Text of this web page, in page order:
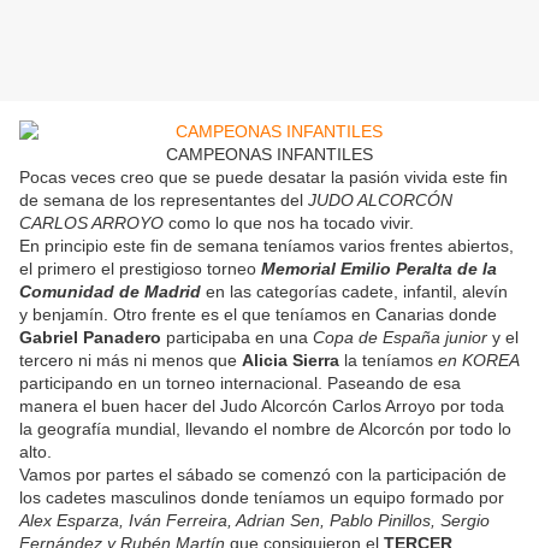
CAMPEONAS INFANTILES
Pocas veces creo que se puede desatar la pasión vivida este fin
de semana de los representantes del JUDO ALCORCÓN
CARLOS ARROYO como lo que nos ha tocado vivir.
En principio este fin de semana teníamos varios frentes abiertos,
el primero el prestigioso torneo Memorial Emilio Peralta de la
Comunidad de Madrid en las categorías cadete, infantil, alevín
y benjamín. Otro frente es el que teníamos en Canarias donde
Gabriel Panadero participaba en una Copa de España junior y el
tercero ni más ni menos que Alicia Sierra la teníamos en KOREA
participando en un torneo internacional. Paseando de esa
manera el buen hacer del Judo Alcorcón Carlos Arroyo por toda
la geografía mundial, llevando el nombre de Alcorcón por todo lo
alto.
Vamos por partes el sábado se comenzó con la participación de
los cadetes masculinos donde teníamos un equipo formado por
Alex Esparza, Iván Ferreira, Adrian Sen, Pablo Pinillos, Sergio
Fernández y Rubén Martín que consiguieron el TERCER